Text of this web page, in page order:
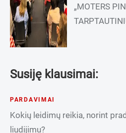
„MOTERS
Susiję klausimai:
PARDAVIMAI
Kokių leidimų reikia, norint
liudijimu?